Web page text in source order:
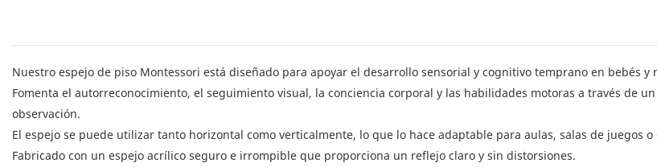
Nuestro espejo de piso Montessori está diseñado para apoyar el desarrollo sensorial y cognitivo temprano en bebés y
Fomenta el autorreconocimiento, el seguimiento visual, la conciencia corporal y las habilidades motoras a través de
observación.
El espejo se puede utilizar tanto horizontal como verticalmente, lo que lo hace adaptable para aulas, salas de juegos
Fabricado con un espejo acrílico seguro e irrompible que proporciona un reflejo claro y sin distorsiones.